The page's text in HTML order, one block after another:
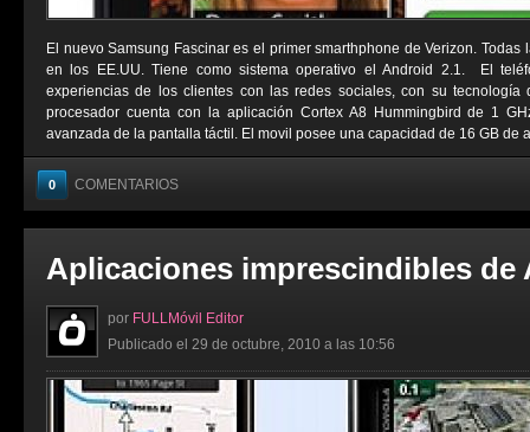
El nuevo Samsung Fascinar es el primer smarthphone de Verizon.
en los EE.UU. Tiene como sistema operativo el Android 2.1. El
experiencias de los clientes con las redes sociales, con su tecnología
procesador cuenta con la aplicación Cortex A8 Hummingbird de 1
avanzada de la pantalla táctil. El movil posee una capacidad de 16 GB de
0 COMENTARIOS
Aplicaciones imprescindibles de
por FULLMóvil Editor
Publicado el 29 de octubre, 2010 a las 10:56